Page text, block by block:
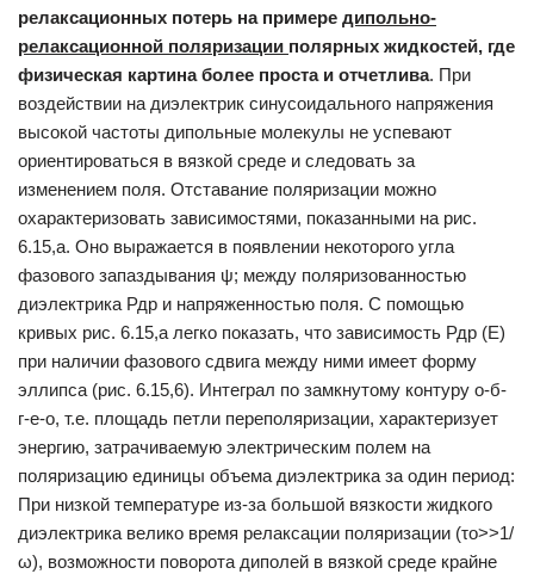
релаксационных потерь на примере дипольно-
релаксационной поляризации полярных жидкостей, где
физическая картина более проста и отчетлива. При
воздействии на диэлектрик синусоидального напряжения
вы­сокой частоты дипольные молекулы не успевают
ориентироваться в вязкой среде и следовать за
изменением поля. Отставание поляриза­ции можно
охарактеризовать зависимостями, показанными на рис.
6.15,а. Оно выражается в появлении некоторого угла
фазового запаз­дывания ψ; между поляризованностью
диэлектрика Рдр и напряженно­стью поля. С помощью
кривых рис. 6.15,а легко показать, что зависимость Рдр (Е)
при наличии фазового сдвига между ними имеет форму
эллип­са (рис. 6.15,6). Интеграл по замкнутому контуру о-б-
г-е-о, т.е. площадь петли переполяризации, характеризует
энергию, затрачивае­мую электрическим полем на
поляризацию единицы объема диэлект­рика за один период:
При низкой температуре из-за большой вязкости жидкого
диэлект­рика велико время релаксации поляризации (τo>>1/
ω), возмож­ности поворота диполей в вязкой среде крайне